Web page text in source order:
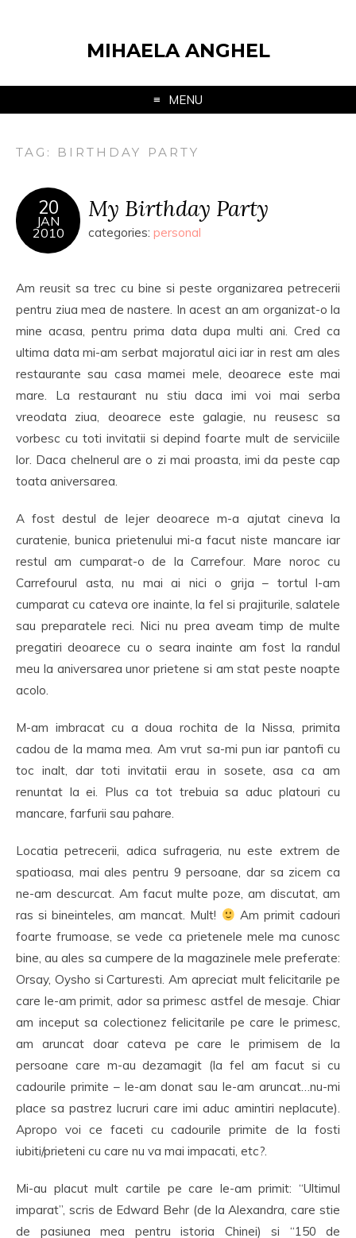
MIHAELA ANGHEL
MENU
TAG: BIRTHDAY PARTY
20
JAN
2010
My Birthday Party
categories: personal
Am reusit sa trec cu bine si peste organizarea petrecerii
pentru ziua mea de nastere. In acest an am organizat-o la
mine acasa, pentru prima data dupa multi ani. Cred ca
ultima data mi-am serbat majoratul aici iar in rest am ales
restaurante sau casa mamei mele, deoarece este mai
mare. La restaurant nu stiu daca imi voi mai serba
vreodata ziua, deoarece este galagie, nu reusesc sa
vorbesc cu toti invitatii si depind foarte mult de serviciile
lor. Daca chelnerul are o zi mai proasta, imi da peste cap
toata aniversarea.
A fost destul de lejer deoarece m-a ajutat cineva la
curatenie, bunica prietenului mi-a facut niste mancare iar
restul am cumparat-o de la Carrefour. Mare noroc cu
Carrefourul asta, nu mai ai nici o grija – tortul l-am
cumparat cu cateva ore inainte, la fel si prajiturile, salatele
sau preparatele reci. Nici nu prea aveam timp de multe
pregatiri deoarece cu o seara inainte am fost la randul
meu la aniversarea unor prietene si am stat peste noapte
acolo.
M-am imbracat cu a doua rochita de la Nissa, primita
cadou de la mama mea. Am vrut sa-mi pun iar pantofi cu
toc inalt, dar toti invitatii erau in sosete, asa ca am
renuntat la ei. Plus ca tot trebuia sa aduc platouri cu
mancare, farfurii sau pahare.
Locatia petrecerii, adica sufrageria, nu este extrem de
spatioasa, mai ales pentru 9 persoane, dar sa zicem ca
ne-am descurcat. Am facut multe poze, am discutat, am
ras si bineinteles, am mancat. Mult!
Am primit cadouri
foarte frumoase, se vede ca prietenele mele ma cunosc
bine, au ales sa cumpere de la magazinele mele preferate:
Orsay, Oysho si Carturesti. Am apreciat mult felicitarile pe
care le-am primit, ador sa primesc astfel de mesaje. Chiar
am inceput sa colectionez felicitarile pe care le primesc,
am aruncat doar cateva pe care le primisem de la
persoane care m-au dezamagit (la fel am facut si cu
cadourile primite – le-am donat sau le-am aruncat…nu-mi
place sa pastrez lucruri care imi aduc amintiri neplacute).
Apropo voi ce faceti cu cadourile primite de la fosti
iubiti/prieteni cu care nu va mai impacati, etc?.
Mi-au placut mult cartile pe care le-am primit: “Ultimul
imparat”, scris de Edward Behr (de la Alexandra, care stie
de pasiunea mea pentru istoria Chinei) si “150 de